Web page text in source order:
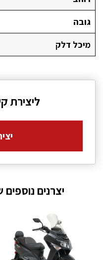
גובה
מיכל דלק
ליצירת
יצרנים נוספים